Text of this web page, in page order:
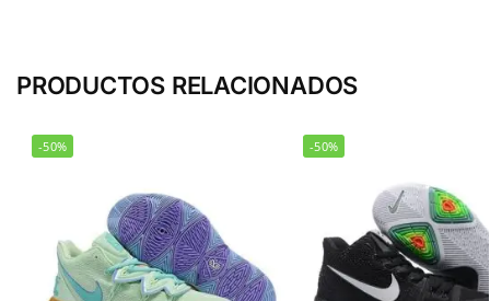
PRODUCTOS RELACIONADOS
-50% -50%